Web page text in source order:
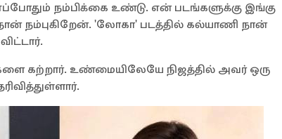
நம்பிக்கை உண்டு. என் படங்களுக்கு இங்கு
நம்புகிறேன். 'லோகா' படத்தில் கல்யாணி நான்
கற்றார். உண்மையிலேயே நிஜத்தில் அவர் ஒரு